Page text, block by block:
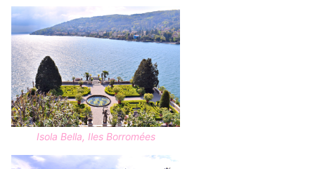
Isola Bella, Iles Borromées